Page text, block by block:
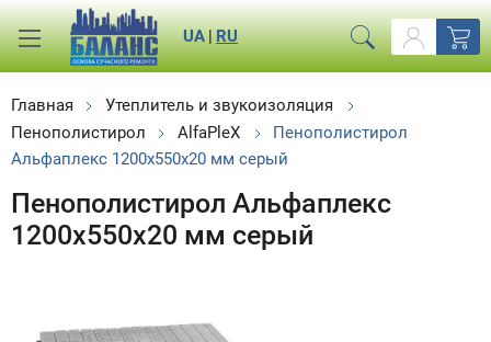
RU
|
UA
Главная
Утеплитель и звукоизоляция
Пенополистирол
AlfaPleX
Пенополистирол
Альфаплекс 1200x550x20 мм серый
Пенополистирол Альфаплекс
1200x550x20 мм серый